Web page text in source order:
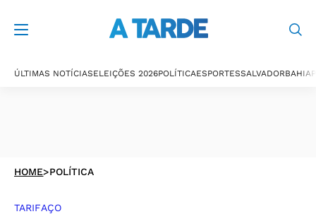
ÚLTIMAS NOTÍCIASELEIÇÕES 2026POLÍTICAESPORTESSALVADORBAHIA
HOME>POLÍTICA
TARIFAÇO